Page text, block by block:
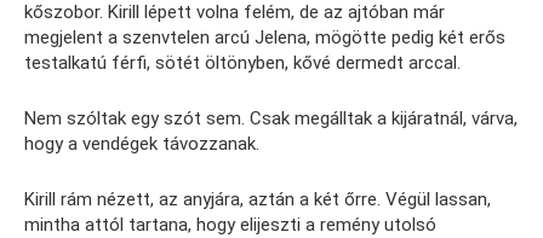
kőszobor. Kirill lépett volna felém, de az ajtóban már
megjelent a szenvtelen arcú Jelena, mögötte pedig két erős
testalkatú férfi, sötét öltönyben, kővé dermedt arccal.
Nem szóltak egy szót sem. Csak megálltak a kijáratnál, várva,
hogy a vendégek távozzanak.
Kirill rám nézett, az anyjára, aztán a két őrre. Végül lassan,
mintha attól tartana, hogy elijeszti a remény utolsó